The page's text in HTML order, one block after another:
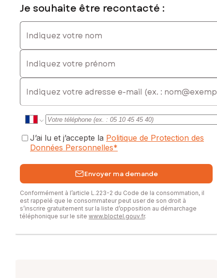
Je souhaite être recontacté :
Indiquez votre nom
Indiquez votre prénom
E-mail
J’ai lu et j’accepte la Politique de Protection des
Données Personnelles*
Envoyer ma demande
Conformément à l’article L.223-2 du Code de la consommation, il
est rappelé que le consommateur peut user de son droit à
s’inscrire gratuitement sur la liste d’opposition au démarchage
téléphonique sur le site www.bloctel.gouv.fr.